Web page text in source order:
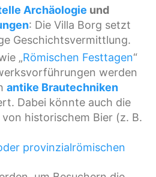
Archäologie und
: Die Villa Borg setzt
Geschichtsvermittlung.
„Römischen Festtagen“
werden
antike Brautechniken
Dabei könnte auch die
historischem Bier (z. B.
provinzialrömischen